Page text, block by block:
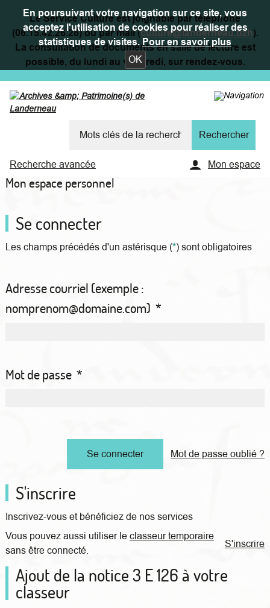
En poursuivant votre navigation sur ce site, vous
acceptez l'utilisation de cookies pour réaliser des
statistiques de visites.Pour en savoir plus
OK
Le Service Culture est joignable par téléphone
(06.15.42.26.28) ou par mail (culture@landerneau.bzh).
La consultation de documents en salle de lecture est
possible, du lundi au vendredi, sur rendez-vous.
Recherche avancée Mon espace
Mon espace personnel
Se connecter
Les champs précédés d'un astérisque (*) sont obligatoires
Adresse courriel (exemple :
nomprenom@domaine.com) *
Mot de passe *
Mot de passe oublié ?
S'inscrire
Inscrivez-vous et bénéficiez de nos services
S'inscrire
Vous pouvez aussi utiliser leclasseur temporaire
sans être connecté.
Ajout de la notice 3 E 126 à votre
classeur